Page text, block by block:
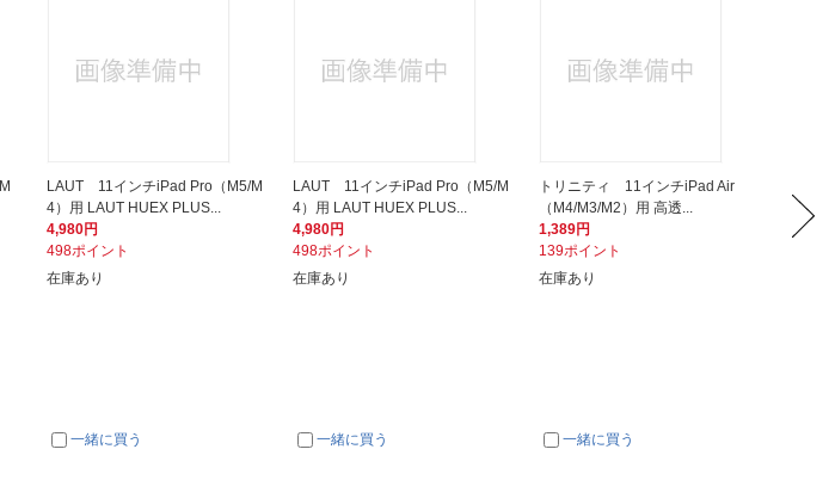
LAUT 11インチiPad Pro（M5/M
4）用 LAUT HUEX PLUS...
4,980円
498ポイント
在庫あり
一緒に買う
LAUT 11インチiPad Pro（M5/M
4）用 LAUT HUEX PLUS...
4,980円
498ポイント
在庫あり
一緒に買う
トリニティ 11インチiPad Air
（M4/M3/M2）用 高透...
1,389円
139ポイント
在庫あり
一緒に買う
（M4/
2,556円